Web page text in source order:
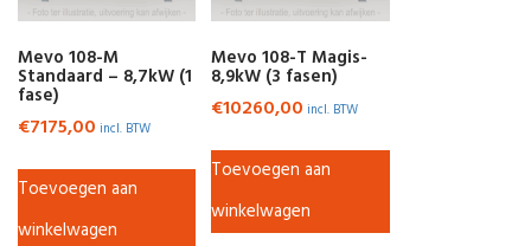
Mevo 108-M
Standaard – 8,7kW (1
fase)
€7175,00 incl. BTW
Toevoegen aan
winkelwagen
Mevo 108-T Magis-
8,9kW (3 fasen)
€10260,00 incl. BTW
Toevoegen aan
winkelwagen